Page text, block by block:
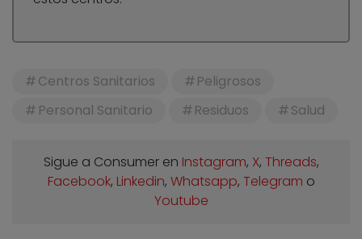
Centros Sanitarios
Peligrosos
Personal Sanitario
Residuos Salud
Sigue a Consumer en Instagram, X, Threads,
Facebook, Linkedin, Whatsapp, Telegram o
Youtube